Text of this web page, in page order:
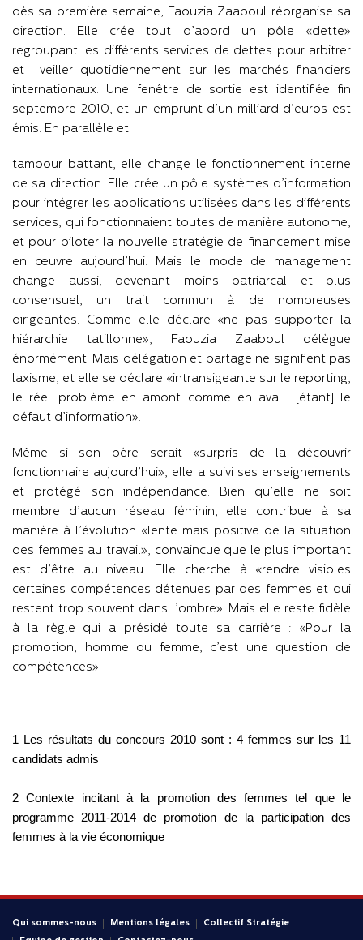
dès sa première semaine, Faouzia Zaaboul réorganise sa
direction. Elle crée tout d’abord un pôle «dette»
regroupant les différents services de dettes pour arbitrer
et veiller quotidiennement sur les marchés financiers
internationaux. Une fenêtre de sortie est identifiée fin
septembre 2010, et un emprunt d’un milliard d’euros est
émis. En parallèle et
tambour battant, elle change le fonctionnement interne
de sa direction. Elle crée un pôle systèmes d’information
pour intégrer les applications utilisées dans les différents
services, qui fonctionnaient toutes de manière autonome,
et pour piloter la nouvelle stratégie de financement mise
en œuvre aujourd’hui. Mais le mode de management
change aussi, devenant moins patriarcal et plus
consensuel, un trait commun à de nombreuses
dirigeantes. Comme elle déclare «ne pas supporter la
hiérarchie tatillonne», Faouzia Zaaboul délègue
énormément. Mais délégation et partage ne signifient pas
laxisme, et elle se déclare «intransigeante sur le reporting,
le réel problème en amont comme en aval [étant] le
défaut d’information».
Même si son père serait «surpris de la découvrir
fonctionnaire aujourd’hui», elle a suivi ses enseignements
et protégé son indépendance. Bien qu’elle ne soit
membre d’aucun réseau féminin, elle contribue à sa
manière à l’évolution «lente mais positive de la situation
des femmes au travail», convaincue que le plus important
est d’être au niveau. Elle cherche à «rendre visibles
certaines compétences détenues par des femmes et qui
restent trop souvent dans l’ombre». Mais elle reste fidèle
à la règle qui a présidé toute sa carrière : «Pour la
promotion, homme ou femme, c’est une question de
compétences».
1 Les résultats du concours 2010 sont : 4 femmes sur les 11
candidats admis
2 Contexte incitant à la promotion des femmes tel que le
programme 2011-2014 de promotion de la participation des
femmes à la vie économique
Qui sommes-nous Mentions légales
Collectif Stratégie